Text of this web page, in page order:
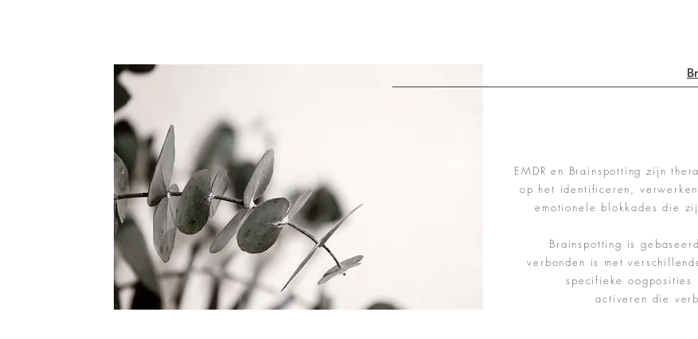
EMDR en Brainspotting zijn
op het identificeren,
emotionele blokkades die
Brainspotting is gebaseer
verbonden is met
specifieke oogposities
activeren die